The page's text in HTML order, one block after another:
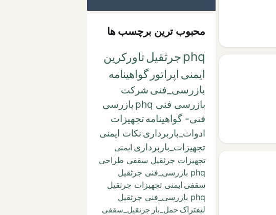
محبوب ترین برچسب ها
phqجرثقیلتاورکرین
ایمنی اپراتور گواهینامه
بازرسی_فنی شرکت
بازرسی فنی phq
بازرسی
فنی- گواهینامهتجهیزات
ادوات_باربرداری نکات ایمنی
تجهیزات_باربرداری ایمنی
تجهیزات جرثقیل سقفی طراحی
phq بازرسی_فنی جرثقیل
سقفی ایمنی تجهیزات جرثقیل
phq بازرسی_فنی جرثقیل
لیفتراک حمل_بار جرثقیل_سقفی